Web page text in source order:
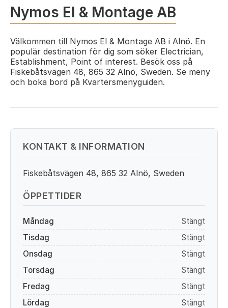
Nymos El & Montage AB
Välkommen till Nymos El & Montage AB i Alnö. En
populär destination för dig som söker Electrician,
Establishment, Point of interest. Besök oss på
Fiskebåtsvägen 48, 865 32 Alnö, Sweden. Se meny
och boka bord på Kvartersmenyguiden.
KONTAKT & INFORMATION
Fiskebåtsvägen 48, 865 32 Alnö, Sweden
ÖPPETTIDER
Måndag
Stängt
Tisdag
Stängt
Onsdag
Stängt
Torsdag
Stängt
Fredag
Stängt
Lördag
Stängt